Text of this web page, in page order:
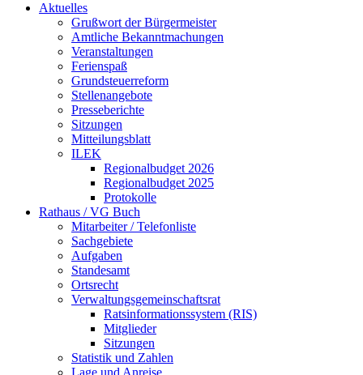
Aktuelles
Grußwort der Bürgermeister
Amtliche Bekanntmachungen
Veranstaltungen
Ferienspaß
Grundsteuerreform
Stellenangebote
Presseberichte
Sitzungen
Mitteilungsblatt
ILEK
Regionalbudget 2026
Regionalbudget 2025
Protokolle
Rathaus / VG Buch
Mitarbeiter / Telefonliste
Sachgebiete
Aufgaben
Standesamt
Ortsrecht
Verwaltungsgemeinschaftsrat
Ratsinformationssystem (RIS)
Mitglieder
Sitzungen
Statistik und Zahlen
Lage und Anreise